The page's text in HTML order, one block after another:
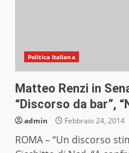
Politica Italiana
Matteo Renzi in
“Discorso da bar”,
admin Febbraio 24, 2014
ROMA – “Un discorso